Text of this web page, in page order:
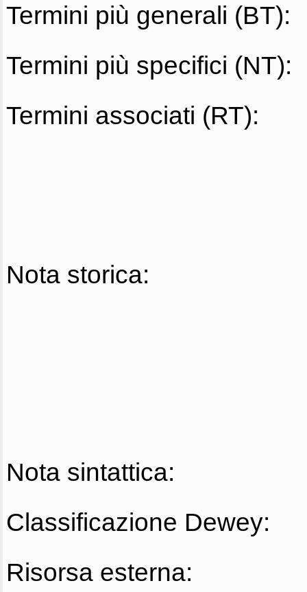
Termini più generali (BT):
Termini più specifici (NT):
Termini associati (RT):
Nota storica:
Nota sintattica:
Classificazione Dewey:
Risorsa esterna: